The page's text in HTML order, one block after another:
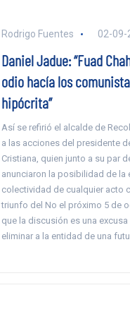
Rodrigo Fuentes 02-09-
Daniel Jadue: “Fuad
odio hacía los
hipócrita”
Así se refirió el alcalde de
a las acciones del presidente
Cristiana, quien junto a su par
anunciaron la posibilidad de la
colectividad de cualquier acto
triunfo del No el próximo 5 de
que la discusión es una
eliminar a la entidad de una